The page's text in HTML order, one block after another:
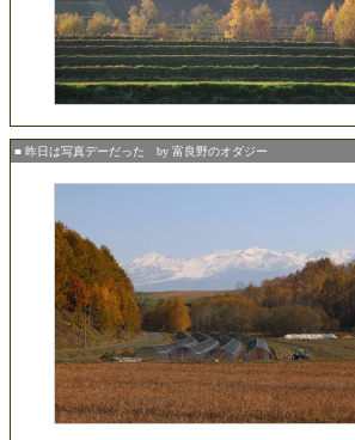
■ 昨日は写真デーだった by 富良野のオダジー